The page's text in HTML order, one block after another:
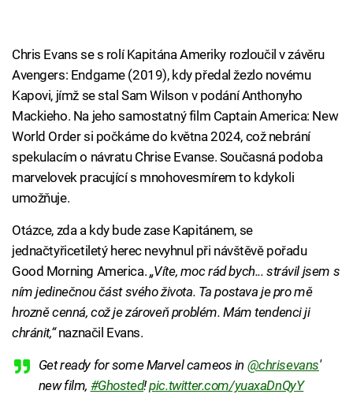
Chris Evans se s rolí Kapitána Ameriky rozloučil v závěru
Avengers: Endgame (2019), kdy předal žezlo novému
Kapovi, jímž se stal Sam Wilson v podání Anthonyho
Mackieho. Na jeho samostatný film Captain America: New
World Order si počkáme do května 2024, což nebrání
spekulacím o návratu Chrise Evanse. Současná podoba
marvelovek pracující s mnohovesmírem to kdykoli
umožňuje.
Otázce, zda a kdy bude zase Kapitánem, se
jednačtyřicetiletý herec nevyhnul při návštěvě pořadu
Good Morning America. „Víte, moc rád bych... strávil jsem s
ním jedinečnou část svého života. Ta postava je pro mě
hrozně cenná, což je zároveň problém. Mám tendenci ji
chránit,“naznačil Evans.
Get ready for some Marvel cameos in @chrisevans'
new film, #Ghosted!pic.twitter.com/yuaxaDnQyY